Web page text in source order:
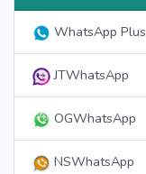
WhatsApp Plus
JTWhatsApp
OGWhatsApp
NSWhatsApp